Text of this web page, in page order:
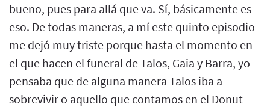
bueno, pues para allá que va. Sí, básicamente es
eso. De todas maneras, a mí este quinto episodio
me dejó muy triste porque hasta el momento en
el que hacen el funeral de Talos, Gaia y Barra, yo
pensaba que de alguna manera Talos iba a
sobrevivir o aquello que contamos en el Donut